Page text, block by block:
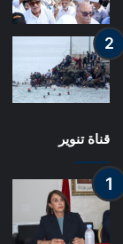
قناة تنوير